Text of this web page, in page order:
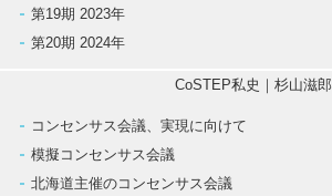
第19期 2023年
第20期 2024年
CoSTEP私史｜杉山滋郎
コンセンサス会議、実現に向けて
模擬コンセンサス会議
北海道主催のコンセンサス会議